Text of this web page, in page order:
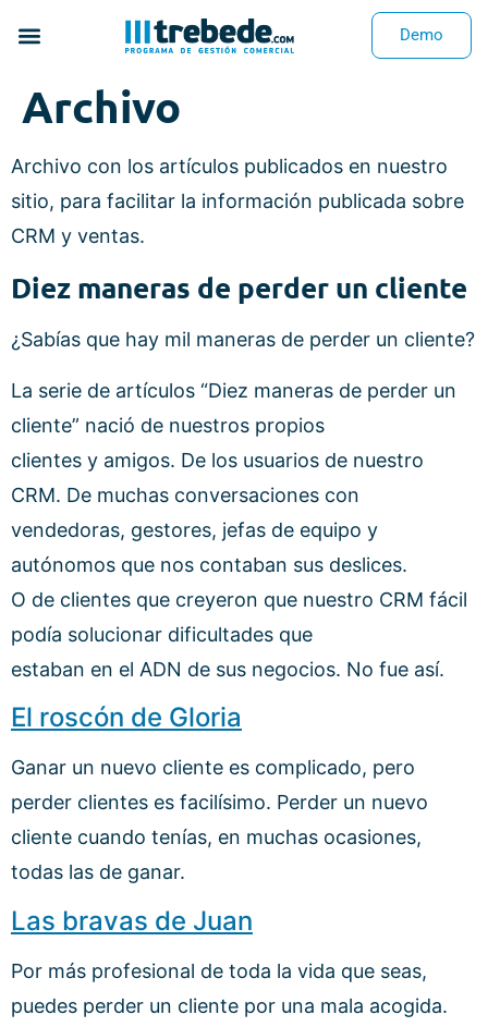
Demo
Archivo
Archivo con los artículos publicados en nuestro
sitio, para facilitar la información publicada sobre
CRM y ventas.
Diez maneras de perder un cliente
¿Sabías que hay mil maneras de perder un cliente?
La serie de artículos “Diez maneras de perder un
cliente” nació de nuestros propios
clientes y amigos. De los usuarios de nuestro
CRM. De muchas conversaciones con
vendedoras, gestores, jefas de equipo y
autónomos que nos contaban sus deslices.
O de clientes que creyeron que nuestro CRM fácil
podía solucionar dificultades que
estaban en el ADN de sus negocios. No fue así.
El roscón de Gloria
Ganar un nuevo cliente es complicado, pero
perder clientes es facilísimo. Perder un nuevo
cliente cuando tenías, en muchas ocasiones,
todas las de ganar.
Las bravas de Juan
Por más profesional de toda la vida que seas,
puedes perder un cliente por una mala acogida.